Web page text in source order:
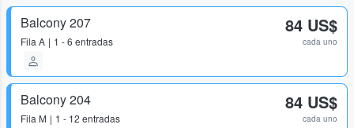
Balcony 207
Fila A 1 - 6 entradas
84 US$
cada uno
Balcony 204
Fila M 1 - 12 entradas
84 US$
cada uno